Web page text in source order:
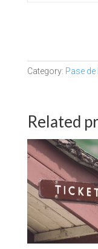
Category: Pase de
Related